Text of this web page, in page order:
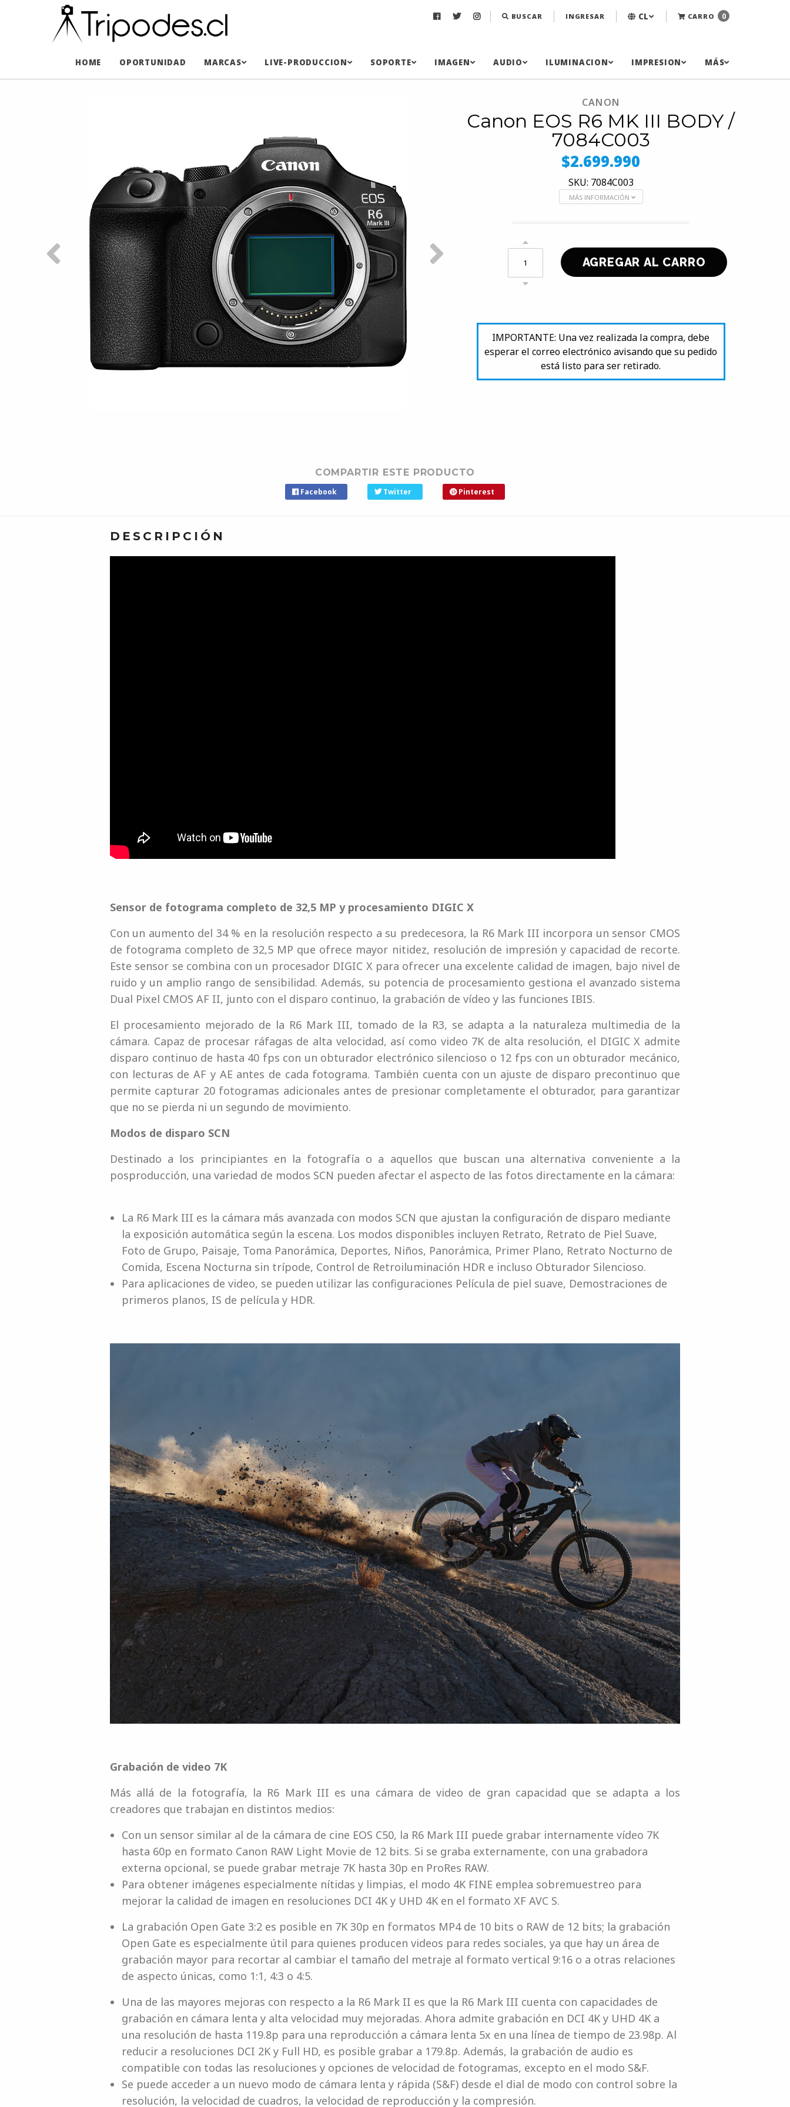
BUSCAR INGRESAR CL CARRO 0
HOME OPORTUNIDAD MARCAS LIVE-PRODUCCION SOPORTE IMAGEN AUDIO ILUMINACION IMPRESION MÁS
CANON
Canon EOS R6 MK III BODY /
7084C003
$2.699.990
SKU: 7084C003
MÁS INFORMACIÓN
IMPORTANTE: Una vez realizada la compra, debe
esperar el correo electrónico avisando que su pedido
está listo para ser retirado.
COMPARTIR ESTE PRODUCTO
Facebook Twitter Pinterest
DESCRIPCIÓN
Sensor de fotograma completo de 32,5 MP y procesamiento DIGIC X
Con un aumento del 34 % en la resolución respecto a su predecesora, la R6 Mark III incorpora un sensor CMOS
de fotograma completo de 32,5 MP que ofrece mayor nitidez, resolución de impresión y capacidad de recorte.
Este sensor se combina con un procesador DIGIC X para ofrecer una excelente calidad de imagen, bajo nivel de
ruido y un amplio rango de sensibilidad. Además, su potencia de procesamiento gestiona el avanzado sistema
Dual Pixel CMOS AF II, junto con el disparo continuo, la grabación de vídeo y las funciones IBIS.
El procesamiento mejorado de la R6 Mark III, tomado de la R3, se adapta a la naturaleza multimedia de la
cámara. Capaz de procesar ráfagas de alta velocidad, así como video 7K de alta resolución, el DIGIC X admite
disparo continuo de hasta 40 fps con un obturador electrónico silencioso o 12 fps con un obturador mecánico,
con lecturas de AF y AE antes de cada fotograma. También cuenta con un ajuste de disparo precontinuo que
permite capturar 20 fotogramas adicionales antes de presionar completamente el obturador, para garantizar
que no se pierda ni un segundo de movimiento.
Modos de disparo SCN
Destinado a los principiantes en la fotografía o a aquellos que buscan una alternativa conveniente a la
posproducción, una variedad de modos SCN pueden afectar el aspecto de las fotos directamente en la cámara:
La R6 Mark III es la cámara más avanzada con modos SCN que ajustan la configuración de disparo mediante
la exposición automática según la escena. Los modos disponibles incluyen Retrato, Retrato de Piel Suave,
Foto de Grupo, Paisaje, Toma Panorámica, Deportes, Niños, Panorámica, Primer Plano, Retrato Nocturno de
Comida, Escena Nocturna sin trípode, Control de Retroiluminación HDR e incluso Obturador Silencioso.
Para aplicaciones de video, se pueden utilizar las configuraciones Película de piel suave, Demostraciones de
primeros planos, IS de película y HDR.
Grabación de video 7K
Más allá de la fotografía, la R6 Mark III es una cámara de video de gran capacidad que se adapta a los
creadores que trabajan en distintos medios:
Con un sensor similar al de la cámara de cine EOS C50, la R6 Mark III puede grabar internamente vídeo 7K
hasta 60p en formato Canon RAW Light Movie de 12 bits. Si se graba externamente, con una grabadora
externa opcional, se puede grabar metraje 7K hasta 30p en ProRes RAW.
Para obtener imágenes especialmente nítidas y limpias, el modo 4K FINE emplea sobremuestreo para
mejorar la calidad de imagen en resoluciones DCI 4K y UHD 4K en el formato XF AVC S.
La grabación Open Gate 3:2 es posible en 7K 30p en formatos MP4 de 10 bits o RAW de 12 bits; la grabación
Open Gate es especialmente útil para quienes producen videos para redes sociales, ya que hay un área de
grabación mayor para recortar al cambiar el tamaño del metraje al formato vertical 9:16 o a otras relaciones
de aspecto únicas, como 1:1, 4:3 o 4:5.
Una de las mayores mejoras con respecto a la R6 Mark II es que la R6 Mark III cuenta con capacidades de
grabación en cámara lenta y alta velocidad muy mejoradas. Ahora admite grabación en DCI 4K y UHD 4K a
una resolución de hasta 119.8p para una reproducción a cámara lenta 5x en una línea de tiempo de 23.98p. Al
reducir a resoluciones DCI 2K y Full HD, es posible grabar a 179.8p. Además, la grabación de audio es
compatible con todas las resoluciones y opciones de velocidad de fotogramas, excepto en el modo S&F.
Se puede acceder a un nuevo modo de cámara lenta y rápida (S&F) desde el dial de modo con control sobre la
resolución, la velocidad de cuadros, la velocidad de reproducción y la compresión.